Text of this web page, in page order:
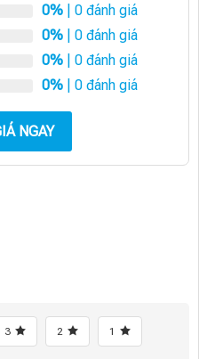
0% | 0 đánh giá
0% | 0 đánh giá
0% | 0 đánh giá
0% | 0 đánh giá
NGAY
3 2 1